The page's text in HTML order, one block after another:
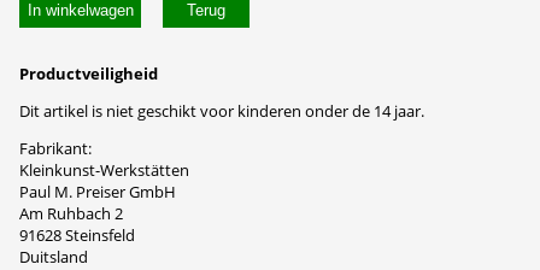
In winkelwagen
Productveiligheid
Dit artikel is niet geschikt voor kinderen onder de 14 jaar.
Fabrikant:
Kleinkunst-Werkstätten
Paul M. Preiser GmbH
Am Ruhbach 2
91628 Steinsfeld
Duitsland